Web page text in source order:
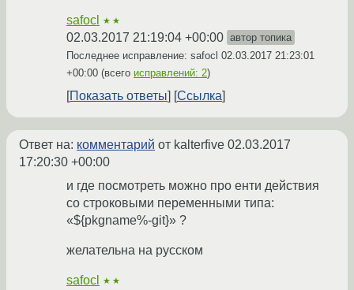
safocl ★★
02.03.2017 21:19:04 +00:00 автор топика
Последнее исправление: safocl 02.03.2017 21:23:01
+00:00 (всего исправлений: 2)
Показать ответы Ссылка
Ответ на: комментарий от kalterfive 02.03.2017
17:20:30 +00:00
и где посмотреть можно про енти действия
со строковыми переменными типа:
«${pkgname%-git}» ?
желательна на русском
safocl ★★